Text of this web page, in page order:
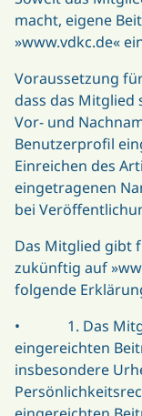
macht, eigene
»www.vdkc.de«
Voraussetzung
dass das
Vor- und
Benutzerprofil
Einreichen des
eingetragenen
bei
Das Mitglied gibt
zukünftig auf
folgende
• 1. Das
eingereichten
insbesondere